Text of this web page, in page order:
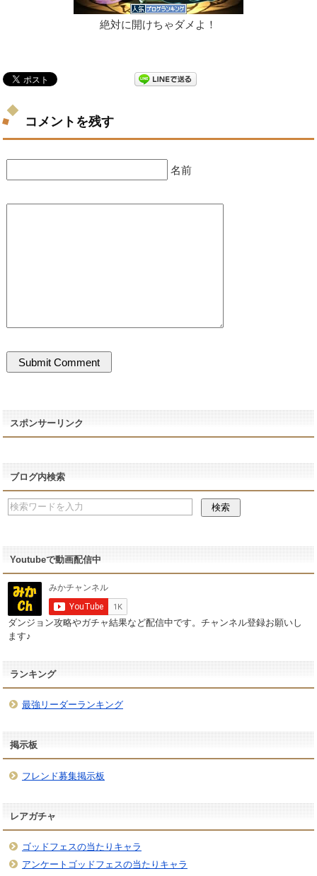
絶対に開けちゃダメよ！
コメントを残す
名前
スポンサーリンク
ブログ内検索
Youtubeで動画配信中
ダンジョン攻略やガチャ結果など配信中です。チャンネル登録お願いし
ます♪
ランキング
最強リーダーランキング
掲示板
フレンド募集掲示板
レアガチャ
ゴッドフェスの当たりキャラ
アンケートゴッドフェスの当たりキャラ